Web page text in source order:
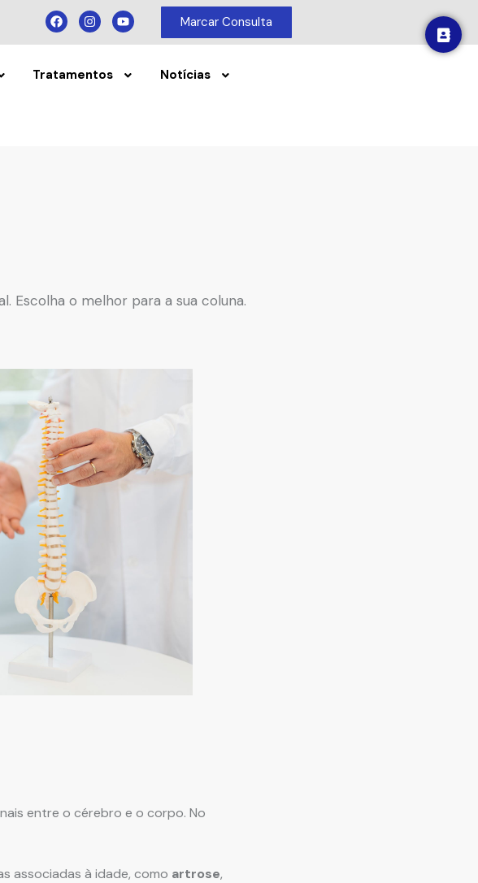
Marcar Consulta
Tratamentos Notícias
Escolha o melhor para a sua coluna.
entre o cérebro e o corpo. No
associadas à idade, como artrose,